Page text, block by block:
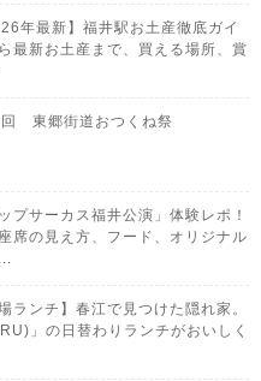
年最新】福井駅お土産徹底ガイ
最新お土産まで、買える場所、賞
回 東郷街道おつくね祭
プサーカス福井公演」体験レポ！
席の見え方、フード、オリジナル
ランチ】春江で見つけた隠れ家。
」の日替わりランチがおいしく